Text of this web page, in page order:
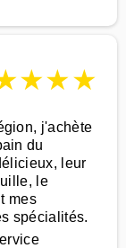
★★★
j'achète
du
leur
le
mes
spécialités.